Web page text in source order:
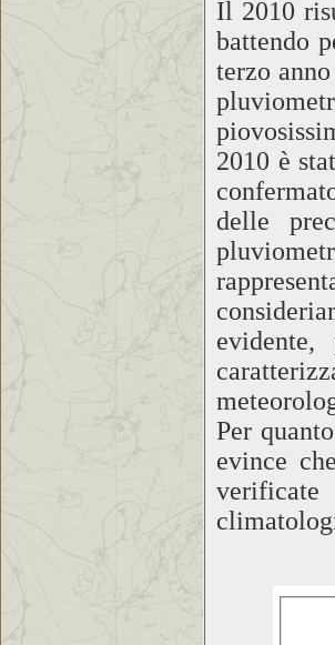
Il 2010
battendo
terzo
2010 è
delle
Per
evince